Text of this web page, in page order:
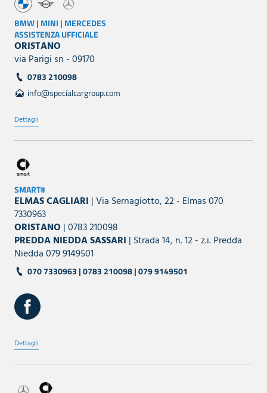
BMW | MINI | MERCEDES
ASSISTENZA UFFICIALE
ORISTANO
via Parigi sn - 09170
0783 210098
info@specialcargroup.com
Dettagli
SMART#
ELMAS CAGLIARI | Via Sernagiotto, 22 - Elmas 070
7330963
ORISTANO| 0783 210098
PREDDA NIEDDA SASSARI | Strada 14, n. 12 - z.i. Predda
Niedda 079 9149501
070 7330963 | 0783 210098 | 079 9149501
Dettagli